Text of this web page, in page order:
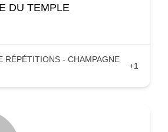
DU TEMPLE
RÉPÉTITIONS - CHAMPAGNE
+1